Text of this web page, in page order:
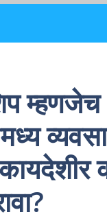
म्हणजेच